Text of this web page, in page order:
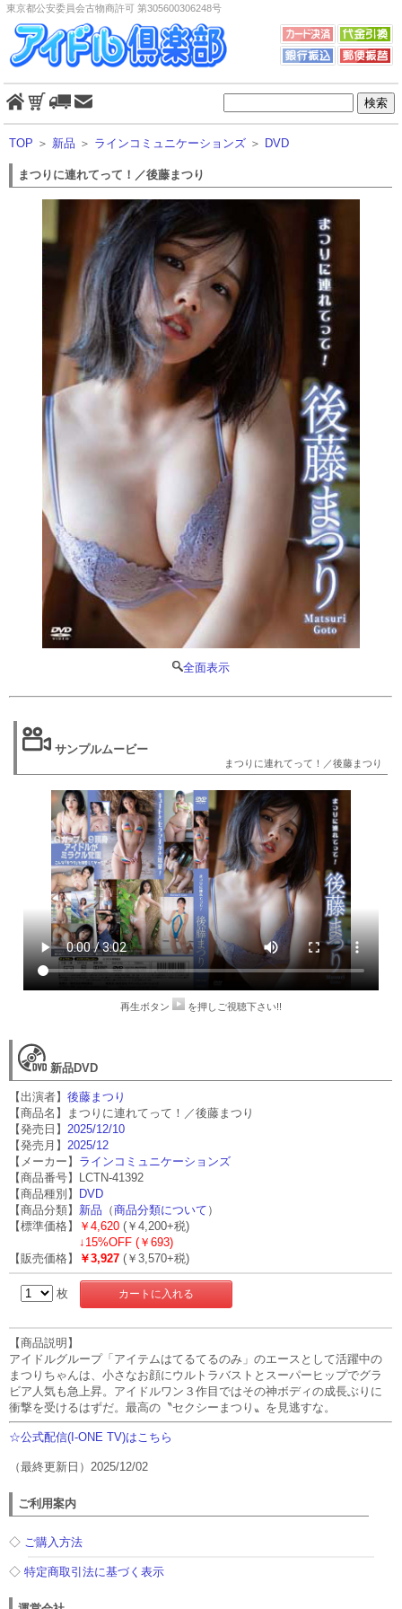
東京都公安委員会古物商許可 第305600306248号
TOP ＞ 新品 ＞ ラインコミュニケーションズ ＞ DVD
まつりに連れてって！／後藤まつり
全面表示
サンプルムービー
まつりに連れてって！／後藤まつり
再生ボタン を押しご視聴下さい!!
新品DVD
【出演者】後藤まつり
【商品名】まつりに連れてって！／後藤まつり
【発売日】 2025/12/10
【発売月】 2025/12
【メーカー】 ラインコミュニケーションズ
【商品番号】LCTN-41392
【商品種別】 DVD
【商品分類】 新品 （商品分類について ）
【標準価格】
￥4,620 (￥4,200+税)
↓ 15%OFF (￥693)
【販売価格】
￥3,927 (￥3,570+税)
枚
【商品説明】
アイドルグループ「アイテムはてるてるのみ」のエースとして活躍中の
まつりちゃんは、小さなお顔にウルトラバストとスーパーヒップでグラ
ビア人気も急上昇。アイドルワン３作目ではその神ボディの成長ぶりに
衝撃を受けるはずだ。最高の〝セクシーまつり〟を見逃すな。
☆公式配信(I-ONE TV)はこちら
（最終更新日）2025/12/02
ご利用案内
◇ ご購入方法
◇特定商取引法に基づく表示